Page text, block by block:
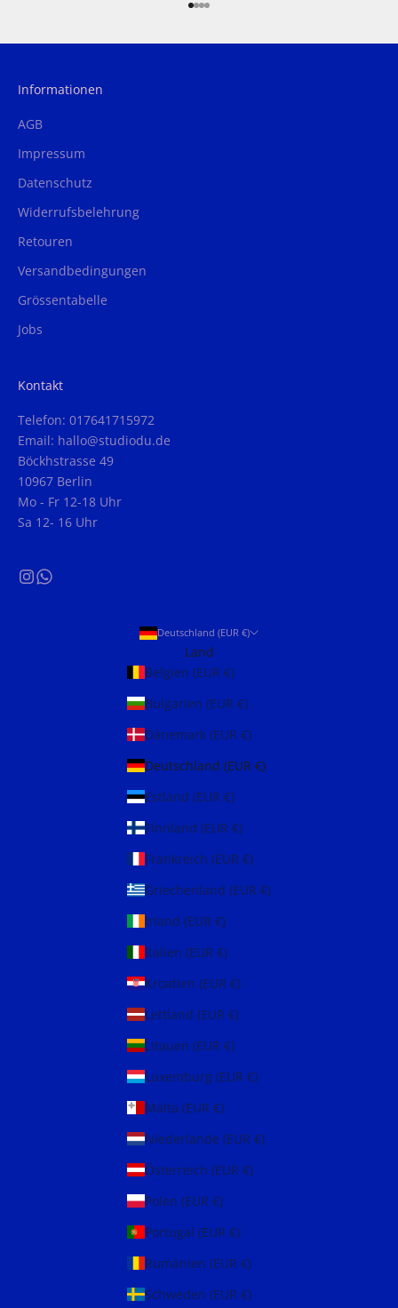
Gehe zu Element 1
Gehe zu Element 2
Gehe zu Element 3
Gehe zu Element 4
Informationen
AGB
Impressum
Datenschutz
Widerrufsbelehrung
Retouren
Versandbedingungen
Grössentabelle
Jobs
Kontakt
Telefon: 017641715972
Email: hallo@studiodu.de
Böckhstrasse 49
10967 Berlin
Mo - Fr 12-18 Uhr
Sa 12- 16 Uhr
Deutschland (EUR €)
Land
Belgien (EUR €)
Bulgarien (EUR €)
Dänemark (EUR €)
Deutschland (EUR €)
Estland (EUR €)
Finnland (EUR €)
Frankreich (EUR €)
Griechenland (EUR €)
Irland (EUR €)
Italien (EUR €)
Kroatien (EUR €)
Lettland (EUR €)
Litauen (EUR €)
Luxemburg (EUR €)
Malta (EUR €)
Niederlande (EUR €)
Österreich (EUR €)
Polen (EUR €)
Portugal (EUR €)
Rumänien (EUR €)
Schweden (EUR €)